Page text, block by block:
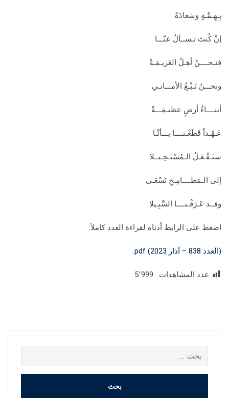
بِـهِـمَّـةٍ وسَعادَةْ
إنْ كُنتَ تـســألُ عنّـــا
فنـحــــنُ أهـلُ العَزيـمَـةْ
ونحـــنُ نَـبْـعُ الأمـــانـي
أبنــــاءُ أرضٍ عظيـمَـــةْ
عَـهْـداً قَطَعْـنــــا بـــأنَّـا
سنَـفْـعَـلُ الـمُسْتَـحِـيــلا
إلى الـمَطــــامِـحِ نَسْعَـى
وقــد عَـرَفْـنــــا السَّبِـيلا
اضغط على الرابط أدناه لقراءة العدد كاملاً:
(العدد 838 – آذار 2023) pdf.
عدد المشاهدات : 5٬999
عن: